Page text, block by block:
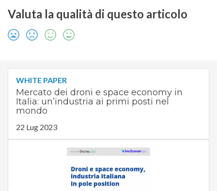
Valuta la qualità di questo articolo
WHITE PAPER
Mercato dei droni e space economy in
Italia: un’industria ai primi posti nel
mondo
22 Lug 2023